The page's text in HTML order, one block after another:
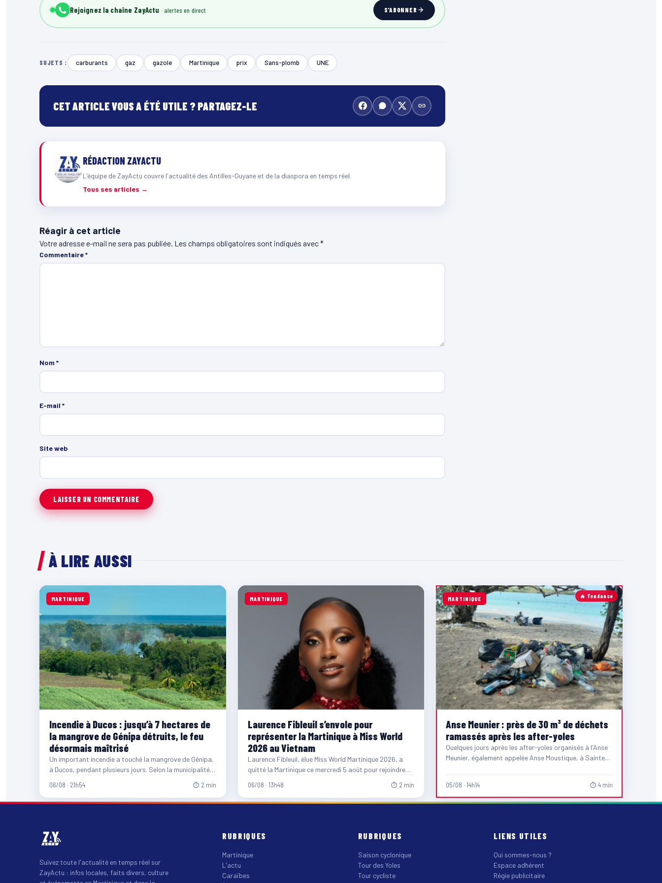
Rejoignez la chaîne ZayActu S'ABONNER
SUJETS : carburants gaz gazole Martinique prix Sans-plomb UNE
CET ARTICLE VOUS A ÉTÉ UTILE ? PARTAGEZ-LE
RÉDACTION ZAYACTU
L'équipe de ZayActu couvre l'actualité des Antilles-Guyane et de la diaspora en temps réel.
Tous ses articles →
Réagir à cet article
Votre adresse e-mail ne sera pas publiée. Les champs obligatoires sont indiqués avec*
Commentaire*
Nom *
E-mail *
Site web
À LIRE AUSSI
MARTINIQUE
Incendie à Ducos : jusqu’à 7 hectares de
la mangrove de Génipa détruits, le feu
désormais maîtrisé
Un important incendie a touché la mangrove de Génipa,
à Ducos, pendant plusieurs jours. Selon la municipalité,
06/08 · 21h54 ⏱ 2 min
MARTINIQUE
Laurence Fibleuil s’envole pour
représenter la Martinique à Miss World
2026 au Vietnam
Laurence Fibleuil, élue Miss World Martinique 2026, a
quitté la Martinique ce mercredi 5 août pour rejoindre
06/08 · 13h48 ⏱ 2 min
🔥 Tendance
MARTINIQUE
Anse Meunier : près de 30 m³ de déchets
ramassés après les after-yoles
Quelques jours après les after-yoles organisés à l'Anse
Meunier, également appelée Anse Moustique, à Sainte-
05/08 · 14h14 ⏱ 4 min
Suivez toute l'actualité en temps réel sur
ZayActu : infos locales, faits divers, culture
RUBRIQUES
Martinique
L'actu
Caraïbes
RUBRIQUES
Saison cyclonique
Tour des Yoles
Tour cycliste
LIENS UTILES
Qui sommes-nous ?
Espace adhérent
Régie publicitaire